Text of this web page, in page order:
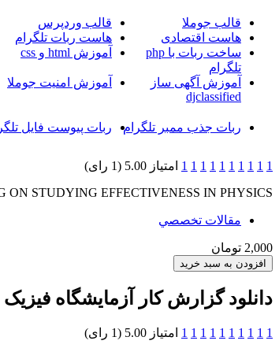
قالب جوملا قالب وردپرس
هاست اقتصادی
هاست ربات تلگرام
ساخت ربات با php
تلگرام
آموزش html و css
آموزش آگهی ساز
djclassified
آموزش امنیت جوملا
ربات جذب ممبر تلگرام
ربات پیوست فایل
1
1
1
1
1
1
1
1
1
1 امتیاز 5.00 (1 رای)
STUDYING EFFECTIVENESS IN PHYSICS
مقالات تخصصي
2,000 تومان
دانلود گزارش کار آزمایشگاه فیزیک
1
1
1
1
1
1
1
1
1
1 امتیاز 5.00 (1 رای)